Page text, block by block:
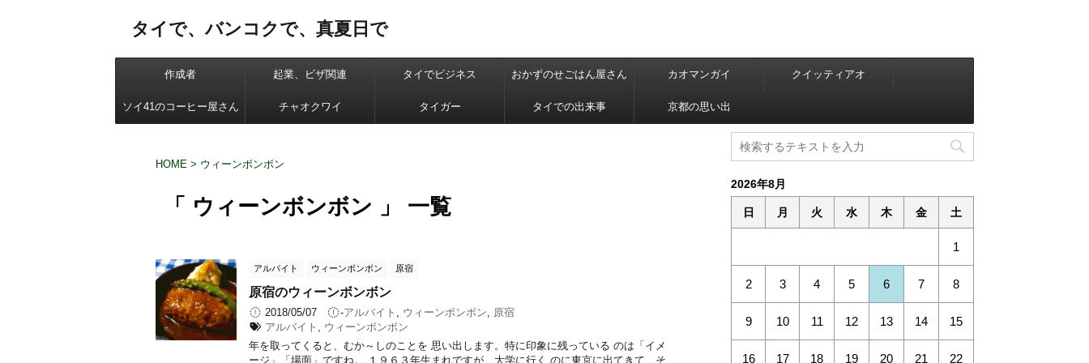
タイで、バンコクで、真夏日で
作成者 起業、ビザ関連 タイでビジネス おかずのせごはん屋さん カオマンガイ クイッティアオ
ソイ41のコーヒー屋さん チャオクワイ タイガー タイでの出来事 京都の思い出
HOME > ウィーンボンボン
「 ウィーンボンボン 」 一覧
アルバイト ウィーンボンボン 原宿
原宿のウィーンボンボン
2018/05/07 -アルバイト , ウィーンボンボン, 原宿
アルバイト , ウィーンボンボン
年を取ってくると、むか～しのことを 思い出します。特に印象に残っている のは「イメ
ージ」「場面」ですね。 １９６３年生まれですが、大学に行く のに東京に出てきて、そ
2026年8月
日 月 火 水 木 金 土
1
2 3 4 5 6 7 8
9 10 11 12 13 14 15
16 17 18 19 20 21 22